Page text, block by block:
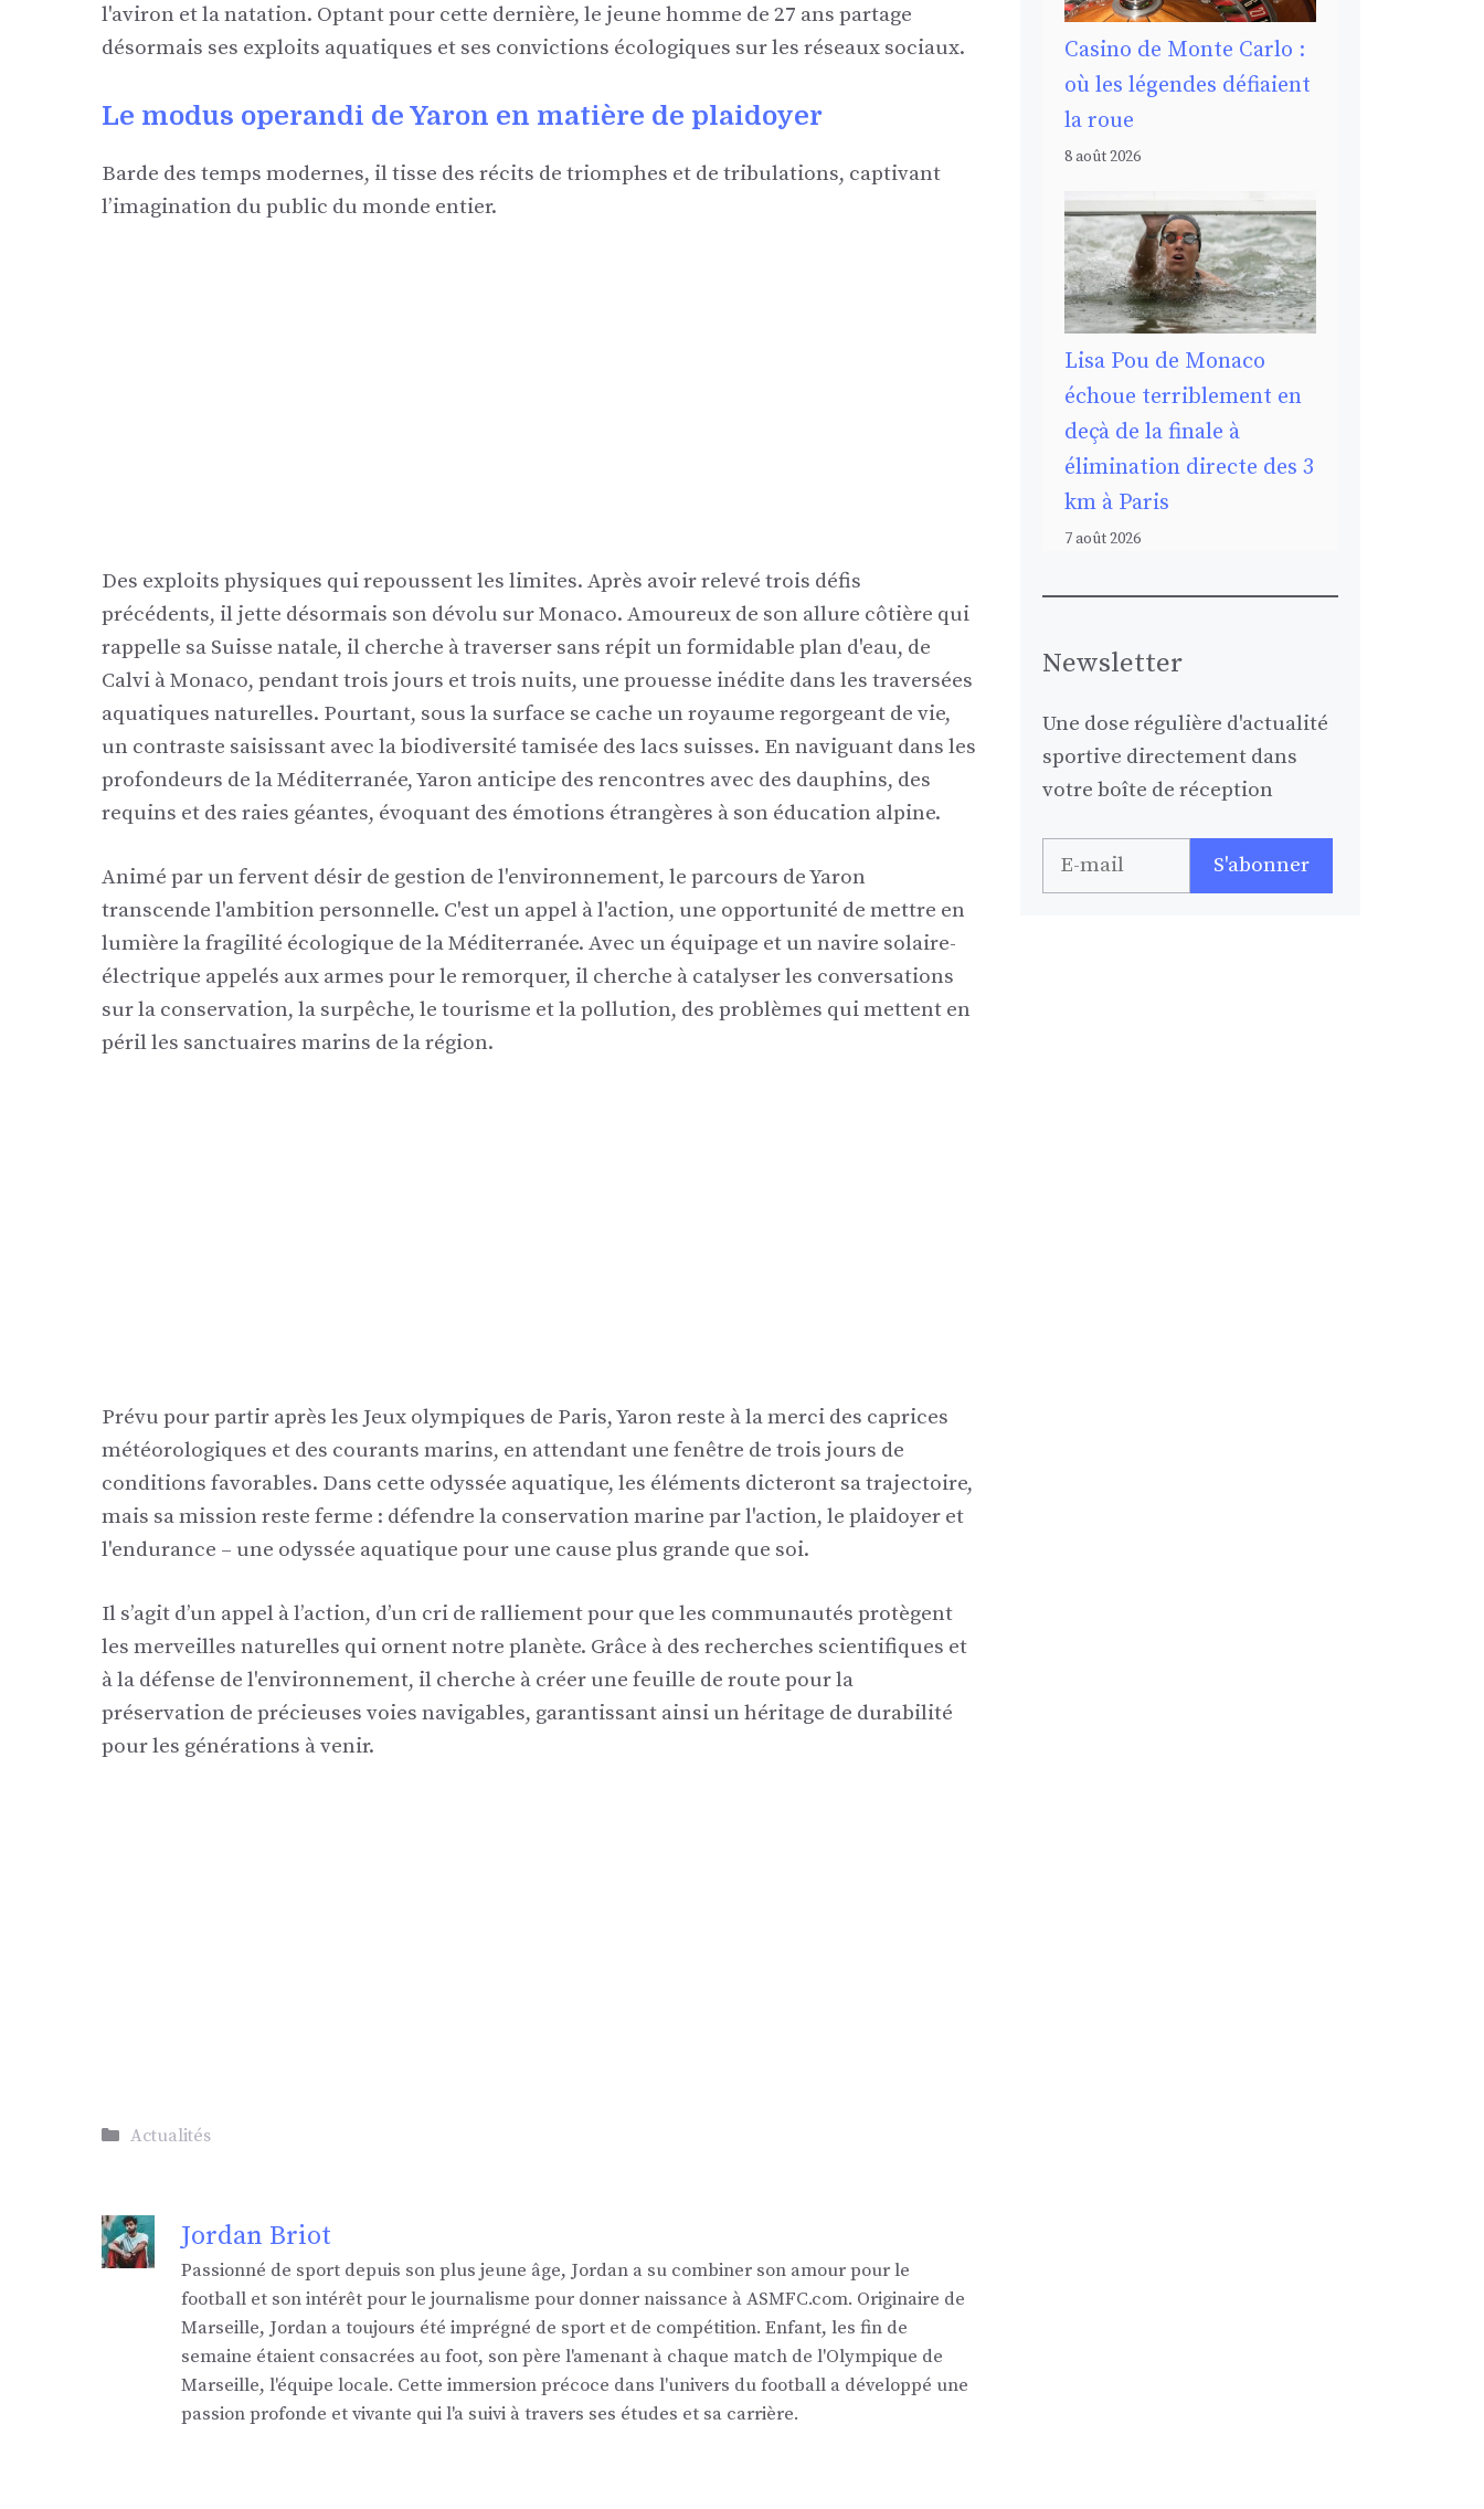
l'aviron et la natation. Optant pour cette dernière, le jeune homme de 27 ans partage
désormais ses exploits aquatiques et ses convictions écologiques sur les réseaux sociaux.
Le modus operandi de Yaron en matière de plaidoyer
Barde des temps modernes, il tisse des récits de triomphes et de tribulations, captivant
l’imagination du public du monde entier.
Des exploits physiques qui repoussent les limites. Après avoir relevé trois défis
précédents, il jette désormais son dévolu sur Monaco. Amoureux de son allure côtière qui
rappelle sa Suisse natale, il cherche à traverser sans répit un formidable plan d'eau, de
Calvi à Monaco, pendant trois jours et trois nuits, une prouesse inédite dans les traversées
aquatiques naturelles. Pourtant, sous la surface se cache un royaume regorgeant de vie,
un contraste saisissant avec la biodiversité tamisée des lacs suisses. En naviguant dans les
profondeurs de la Méditerranée, Yaron anticipe des rencontres avec des dauphins, des
requins et des raies géantes, évoquant des émotions étrangères à son éducation alpine.
Animé par un fervent désir de gestion de l'environnement, le parcours de Yaron
transcende l'ambition personnelle. C'est un appel à l'action, une opportunité de mettre en
lumière la fragilité écologique de la Méditerranée. Avec un équipage et un navire solaire-
électrique appelés aux armes pour le remorquer, il cherche à catalyser les conversations
sur la conservation, la surpêche, le tourisme et la pollution, des problèmes qui mettent en
péril les sanctuaires marins de la région.
Prévu pour partir après les Jeux olympiques de Paris, Yaron reste à la merci des caprices
météorologiques et des courants marins, en attendant une fenêtre de trois jours de
conditions favorables. Dans cette odyssée aquatique, les éléments dicteront sa trajectoire,
mais sa mission reste ferme : défendre la conservation marine par l'action, le plaidoyer et
l'endurance – une odyssée aquatique pour une cause plus grande que soi.
Il s’agit d’un appel à l’action, d’un cri de ralliement pour que les communautés protègent
les merveilles naturelles qui ornent notre planète. Grâce à des recherches scientifiques et
à la défense de l'environnement, il cherche à créer une feuille de route pour la
préservation de précieuses voies navigables, garantissant ainsi un héritage de durabilité
pour les générations à venir.
Catégories
Actualités
Jordan Briot
Passionné de sport depuis son plus jeune âge, Jordan a su combiner son amour pour le
football et son intérêt pour le journalisme pour donner naissance à ASMFC.com. Originaire de
Marseille, Jordan a toujours été imprégné de sport et de compétition. Enfant, les fin de
semaine étaient consacrées au foot, son père l'amenant à chaque match de l'Olympique de
Marseille, l'équipe locale. Cette immersion précoce dans l'univers du football a développé une
passion profonde et vivante qui l'a suivi à travers ses études et sa carrière.
Casino de Monte Carlo :
où les légendes défiaient
la roue
8 août 2026
Lisa Pou de Monaco
échoue terriblement en
deçà de la finale à
élimination directe des 3
km à Paris
7 août 2026
Newsletter
Une dose régulière d'actualité
sportive directement dans
votre boîte de réception